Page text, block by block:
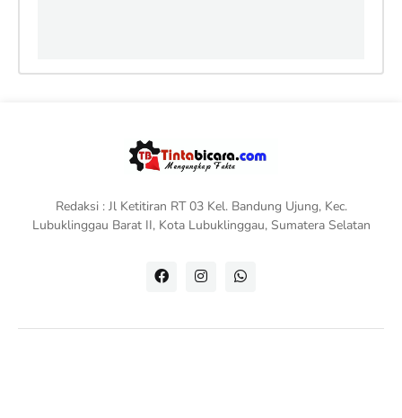
Redaksi : Jl Ketitiran RT 03 Kel. Bandung Ujung, Kec.
Lubuklinggau Barat II, Kota Lubuklinggau, Sumatera Selatan